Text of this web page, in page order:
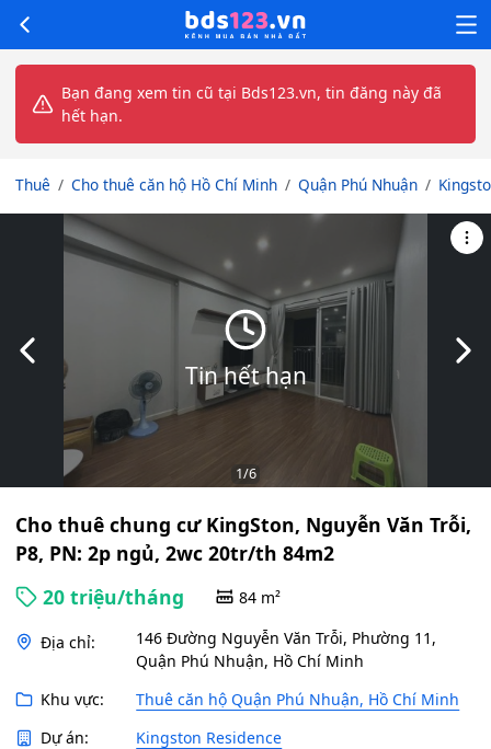
Bạn đang xem tin cũ tại Bds123.vn, tin đăng này đã
hết hạn.
Thuê Cho thuê căn hộ Hồ Chí Minh Quận Phú Nhuận
Tin hết hạn
Slide trước
1/6
Cho thuê chung cư KingSton, Nguyễn Văn Trỗi,
P8, PN: 2p ngủ, 2wc 20tr/th 84m2
20 triệu/tháng
84 m²
Địa chỉ:
146 Đường Nguyễn Văn Trỗi, Phường 11,
Quận Phú Nhuận, Hồ Chí Minh
Khu vực:
Thuê căn hộ Quận Phú Nhuận, Hồ Chí Minh
Dự án:
Kingston Residence